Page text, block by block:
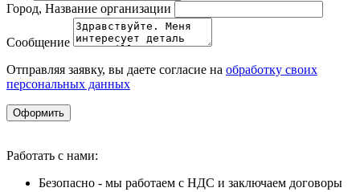
Город, Название организации
Сообщение
Отправляя заявку, вы даете согласие на обработку своих
персональных данных
Оформить
Работать с нами:
Безопасно - мы работаем с НДС и заключаем договоры